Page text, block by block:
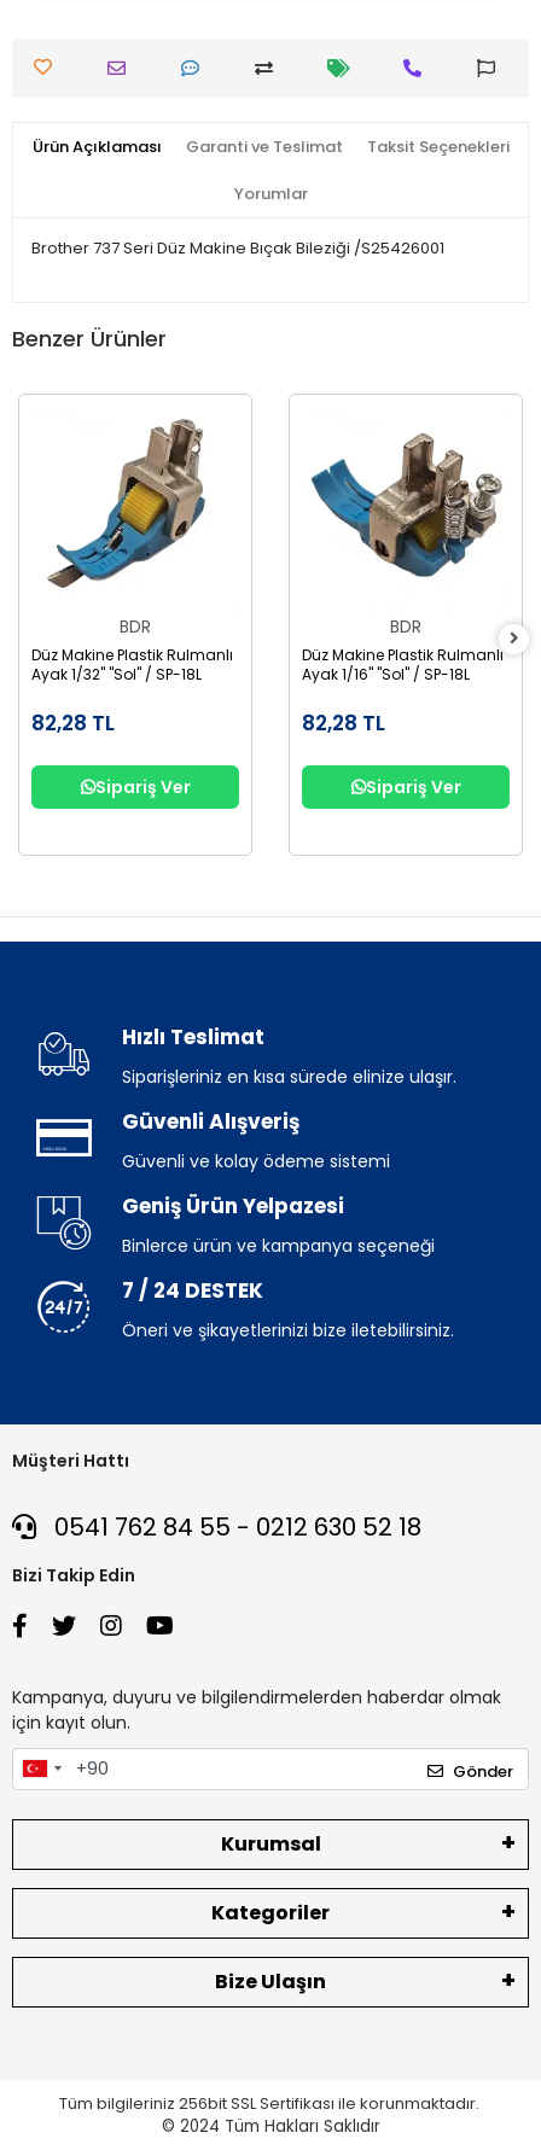
Ürün Açıklaması Garanti ve Teslimat Taksit Seçenekleri
Yorumlar
Brother 737 Seri Düz Makine Bıçak Bileziği /S25426001
Benzer Ürünler
BDR
Düz Makine Plastik Rulmanlı
Ayak 1/32" "Sol" / SP-18L
82,28 TL
Sipariş Ver
BDR
Düz Makine Plastik Rulmanlı
Ayak 1/16" "Sol" / SP-18L
82,28 TL
Sipariş Ver
Hızlı Teslimat
Siparişleriniz en kısa sürede elinize ulaşır.
Güvenli Alışveriş
Güvenli ve kolay ödeme sistemi
Geniş Ürün Yelpazesi
Binlerce ürün ve kampanya seçeneği
7 / 24 DESTEK
Öneri ve şikayetlerinizi bize iletebilirsiniz.
Müşteri Hattı
0541 762 84 55 - 0212 630 52 18
Bizi Takip Edin
Kampanya, duyuru ve bilgilendirmelerden haberdar olmak
için kayıt olun.
Gönder
Kurumsal
Kategoriler
Bize Ulaşın
Tüm bilgileriniz 256bit SSL Sertifikası ile korunmaktadır.
© 2024 Tüm Hakları Saklıdır